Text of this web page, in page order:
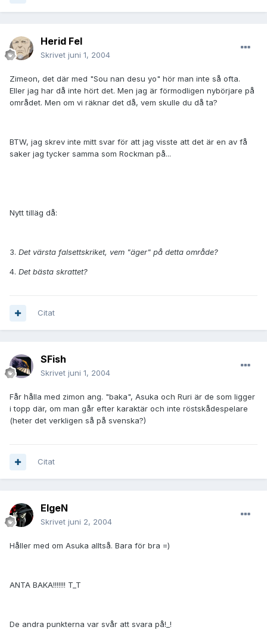
Herid Fel
Skrivet juni 1, 2004
Zimeon, det där med "Sou nan desu yo" hör man inte så ofta.
Eller jag har då inte hört det. Men jag är förmodligen nybörjare på
området. Men om vi räknar det då, vem skulle du då ta?
BTW, jag skrev inte mitt svar för att jag visste att det är en av få
saker jag tycker samma som Rockman på...
Nytt tilläg då:
3. Det värsta falsettskriket, vem "äger" på detta område?
4. Det bästa skrattet?
Citat
SFish
Skrivet juni 1, 2004
Får hålla med zimon ang. "baka", Asuka och Ruri är de som ligger
i topp där, om man går efter karaktär och inte röstskådespelare
(heter det verkligen så på svenska?)
Citat
ElgeN
Skrivet juni 2, 2004
Håller med om Asuka alltså. Bara för bra =)
ANTA BAKA!!!!!!! T_T
De andra punkterna var svår att svara på!_!